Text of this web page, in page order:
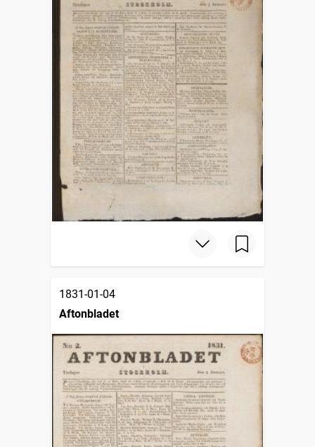
1831-01-04
Aftonbladet